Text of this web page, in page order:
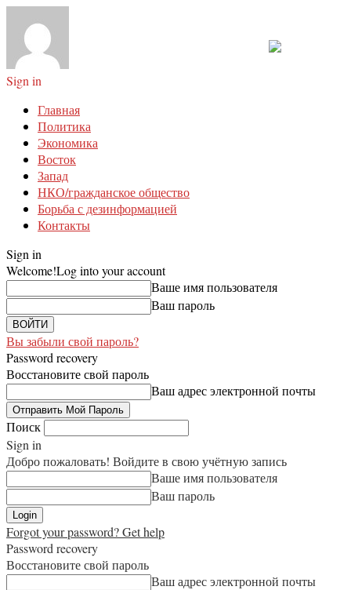
Sign in
Главная
Политика
Экономика
Восток
Запад
НКО/гражданское общество
Борьба с дезинформацией
Контакты
Sign in
Welcome!Log into your account
Ваше имя пользователя
Ваш пароль
Вы забыли свой пароль?
Password recovery
Восстановите свой пароль
Ваш адрес электронной почты
Поиск
Sign in
Добро пожаловать! Войдите в свою учётную запись
Ваше имя пользователя
Ваш пароль
Forgot your password? Get help
Password recovery
Восстановите свой пароль
Ваш адрес электронной почты